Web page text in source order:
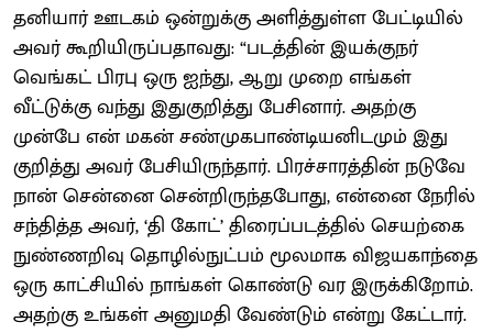
தனியார் ஊடகம் ஒன்றுக்கு அளித்துள்ள பேட்டியில்
அவர் கூறியிருப்பதாவது: “படத்தின் இயக்குநர்
வெங்கட் பிரபு ஒரு ஐந்து, ஆறு முறை எங்கள்
வீட்டுக்கு வந்து இதுகுறித்து பேசினார். அதற்கு
முன்பே என் மகன் சண்முகபாண்டியனிடமும் இது
குறித்து அவர் பேசியிருந்தார். பிரச்சாரத்தின் நடுவே
நான் சென்னை சென்றிருந்தபோது, என்னை நேரில்
சந்தித்த அவர், ‘தி கோட்’ திரைப்படத்தில் செயற்கை
நுண்ணறிவு தொழில்நுட்பம் மூலமாக விஜயகாந்தை
ஒரு காட்சியில் நாங்கள் கொண்டு வர இருக்கிறோம்.
அதற்கு உங்கள் அனுமதி வேண்டும் என்று கேட்டார்.